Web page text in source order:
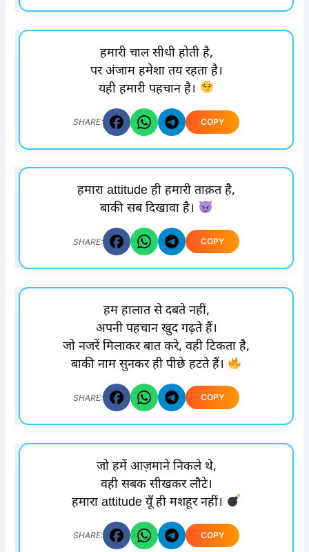
हमारी चाल सीधी होती है,
पर अंजाम हमेशा तय रहता है।
यही हमारी पहचान है।
SHARE: COPY
हमारा attitude ही हमारी ताक़त है,
बाकी सब दिखावा है।
SHARE: COPY
हम हालात से दबते नहीं,
अपनी पहचान खुद गढ़ते हैं।
जो नजरें मिलाकर बात करे, वही टिकता है,
बाकी नाम सुनकर ही पीछे हटते हैं।
SHARE: COPY
जो हमें आज़माने निकले थे,
वही सबक सीखकर लौटे।
हमारा attitude यूँ ही मशहूर नहीं।
SHARE: COPY